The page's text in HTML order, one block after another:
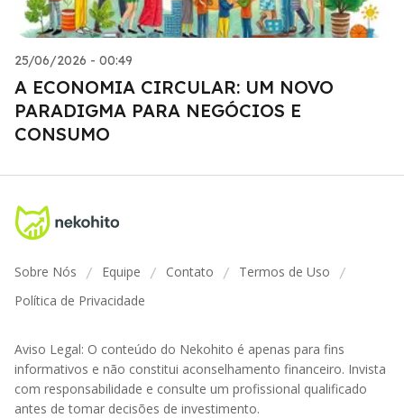
25/06/2026 - 00:49
A ECONOMIA CIRCULAR: UM NOVO
PARADIGMA PARA NEGÓCIOS E
CONSUMO
Sobre Nós / Equipe / Contato / Termos de Uso /
Política de Privacidade
Aviso Legal: O conteúdo do Nekohito é apenas para fins
informativos e não constitui aconselhamento financeiro. Invista
com responsabilidade e consulte um profissional qualificado
antes de tomar decisões de investimento.